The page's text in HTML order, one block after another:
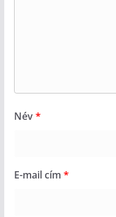
Név*
E-mail cím *